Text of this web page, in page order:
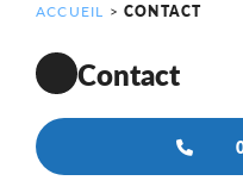
ACCUEIL >CONTACT
Contact